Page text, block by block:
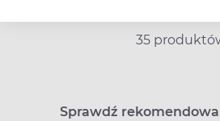
35
Sprawdź